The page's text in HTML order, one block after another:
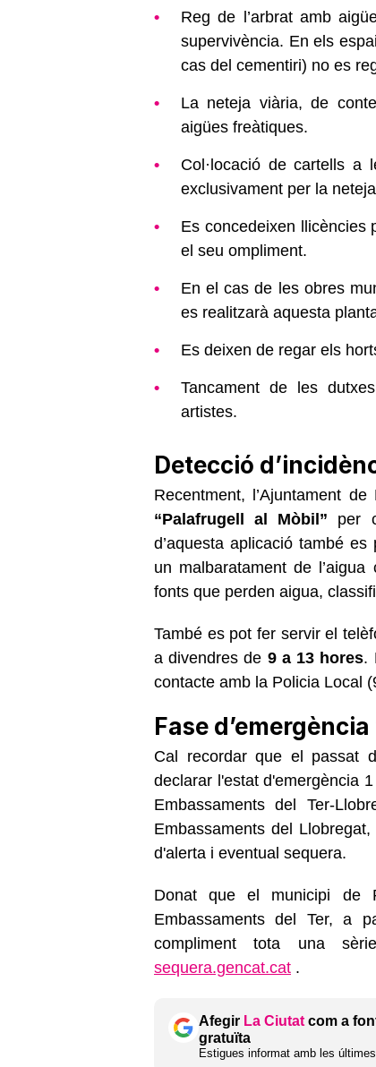
Reg de l’arbrat amb
supervivència. En els
cas del cementiri) no es
La neteja viària, de
aigües freàtiques.
Col·locació de cartells
exclusivament per la
Es concedeixen llicències
el seu ompliment.
En el cas de les obres
es realitzarà aquesta
Es deixen de regar els
Tancament de les
artistes.
Detecció
Recentment, l’Ajuntament
“Palafrugell al Mòbil” per
d’aquesta aplicació també
un malbaratament de
fonts que perden aigua,
També es pot fer servir el
a divendres de 9 a 13 hores.
contacte amb la Policia Local
Fase
Cal recordar que el passat
declarar l'estat d'emergència
Embassaments del Ter-
Embassaments del
d'alerta i eventual sequera.
Donat que el municipi de
Embassaments del Ter, a
compliment tota una
sequera.gencat.cat .
Afegir La Ciutat com a
gratuïta
Estigues informat amb les